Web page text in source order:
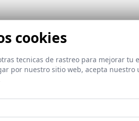
cookies
tecnicas de rastreo para mejorar
por nuestro sitio web, acepta